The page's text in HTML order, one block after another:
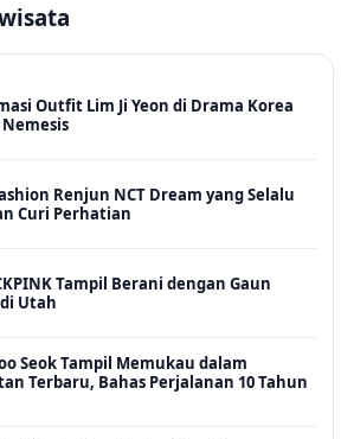
Outfit Lim Ji Yeon di Drama Korea
Renjun NCT Dream yang Selalu
Curi Perhatian
Tampil Berani dengan Gaun
Utah
Seok Tampil Memukau dalam
Terbaru, Bahas Perjalanan 10 Tahun